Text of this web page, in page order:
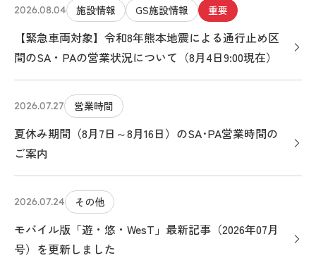
2026.08.04 施設情報 GS施設情報 重要
【緊急車両対象】令和8年熊本地震による通行止め区
間のSA・PAの営業状況について（8月4日9:00現在）
2026.07.27 営業時間
夏休み期間（8月7日～8月16日）のSA･PA営業時間の
ご案内
2026.07.24 その他
モバイル版「遊・悠・WesT」最新記事（2026年07月
号）を更新しました